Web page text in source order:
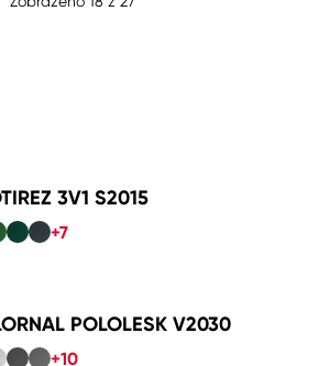
3V1 S2015
+7
POLOLESK V2030
+10